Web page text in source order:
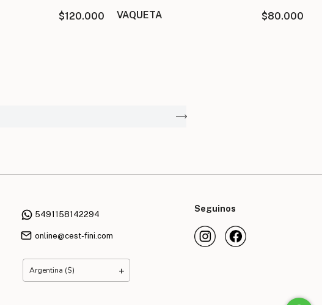
$120.000 VAQUETA
$80.000
5491158142294
online@cest-fini.com
Seguinos